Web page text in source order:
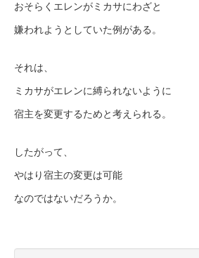
おそらくエレンがミカサにわざと
嫌われようとしていた例がある。
それは、
ミカサがエレンに縛られないように
宿主を変更するためと考えられる。
したがって、
やはり宿主の変更は可能
なのではないだろうか。